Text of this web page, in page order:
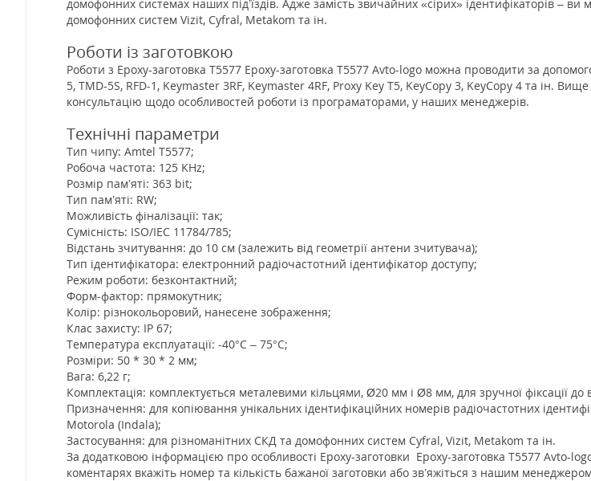
домофонних системах наших під’їздів. Адже замість звичайних «сірих» ідентифікаторів –
домофонних систем Vizit, Cyfral, Metakom та ін.
Роботи із заготовкою
Роботи з Epoxy-заготовка T5577 Epoxy-заготовка Т5577 Avto-logo можна проводити за
5, TMD-5S, RFD-1, Keymaster 3RF, Keymaster 4RF, Proxy Key T5, KeyCopy 3, KeyCopy 4 та ін.
консультацію щодо особливостей роботи із програматорами, у наших менеджерів.
Технічні параметри
Тип чипу: Amtel T5577;
Робоча частота: 125 KHz;
Розмір пам’яті: 363 bit;
Тип пам’яті: RW;
Можливість фіналізації: так;
Сумісність: ISO/IEC 11784/785;
Відстань зчитування: до 10 см (залежить від геометрії антени зчитувача);
Тип ідентифікатора: електронний радіочастотний ідентифікатор доступу;
Режим роботи: безконтактний;
Форм-фактор: прямокутник;
Колір: різнокольоровий, нанесене зображення;
Клас захисту: IP 67;
Температура експлуатації: -40°С – 75°С;
Розміри: 50 * 30 * 2 мм;
Вага: 6,22 г;
Комплектація: комплектується металевими кільцями, Ø20 мм і Ø8 мм, для зручної фіксації до
Призначення: для копіювання унікальних ідентифікаційних номерів радіочастотних
Motorola (Indala);
Застосування: для різноманітних СКД та домофонних систем Cyfral, Vizit, Metakom та ін.
За додатковою інформацією про особливості Epoxy-заготовки Epoxy-заготовка Т5577 Avto-
коментарях вкажіть номер та кількість бажаної заготовки або зв’яжіться з нашим менеджеро